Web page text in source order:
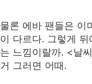
물론 에바 팬들은 이
이 다르다. 그렇게
는 느낌이랄까. <날
거 그러면 어때.